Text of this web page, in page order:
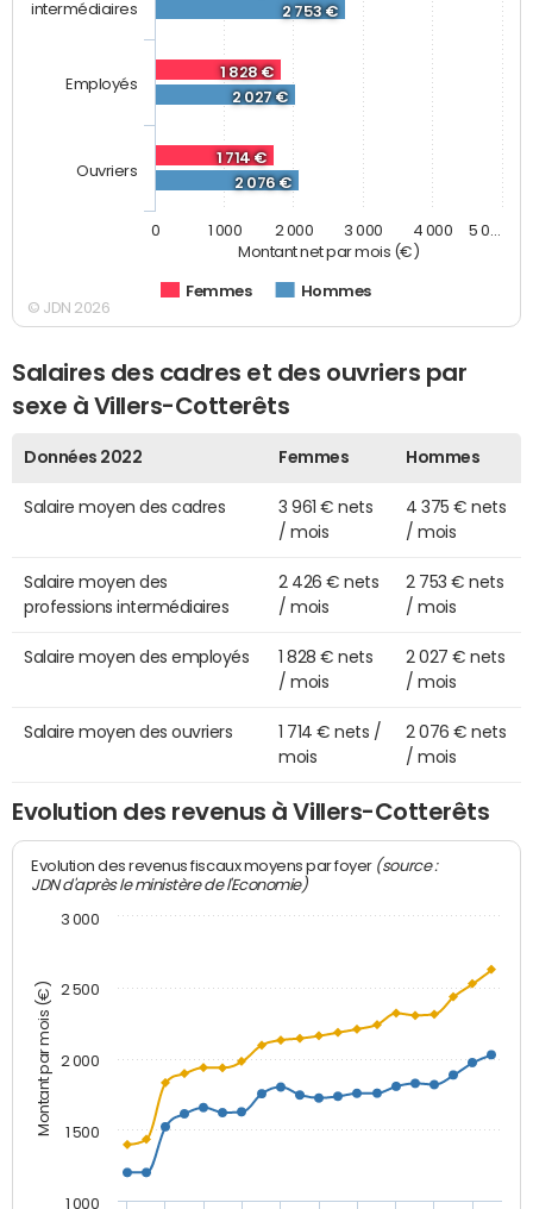
Montant net par mois (€)
1 828 €
1 714 €
2 753 €
2 027 €
2 076 €
Femmes Hommes
intermédiaires
Employés
Ouvriers
0 1 000 2 000 3 000 4 000 5 0…
© JDN 2026
Salaires des cadres et des ouvriers par
sexe à Villers-Cotterêts
Données 2022 Femmes Hommes
Salaire moyen des cadres
3 961 € nets
/ mois
4 375 € nets
/ mois
Salaire moyen des
professions intermédiaires
2 426 € nets
/ mois
2 753 € nets
/ mois
Salaire moyen des employés
1 828 € nets
/ mois
2 027 € nets
/ mois
Salaire moyen des ouvriers
1 714 € nets /
mois
2 076 € nets
/ mois
Evolution des revenus à Villers-Cotterêts
Montant par mois (€)
Evolution des revenus fiscaux moyens par foyer (source :
JDN d'après le ministère de l'Economie)
1 000
1 500
2 000
2 500
3 000